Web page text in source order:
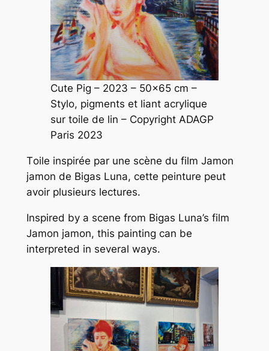
Cute Pig – 2023 – 50×65 cm –
Stylo, pigments et liant acrylique
sur toile de lin – Copyright ADAGP
Paris 2023
Toile inspirée par une scène du film Jamon
jamon de Bigas Luna, cette peinture peut
avoir plusieurs lectures.
Inspired by a scene from Bigas Luna’s film
Jamon jamon, this painting can be
interpreted in several ways.